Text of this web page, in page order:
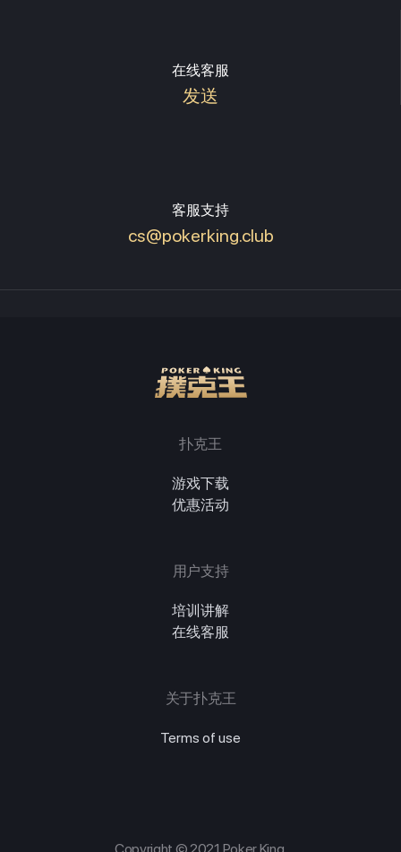
在线客服
发送
客服支持
cs@pokerking.club
扑克王
游戏下载
优惠活动
用户支持
培训讲解
在线客服
关于扑克王
Terms of use